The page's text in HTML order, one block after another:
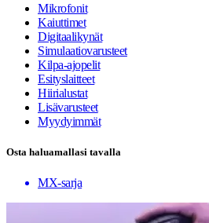
Mikrofonit
Kaiuttimet
Digitaalikynät
Simulaatiovarusteet
Kilpa-ajopelit
Esityslaitteet
Hiirialustat
Lisävarusteet
Myydyimmät
Osta haluamallasi tavalla
MX-sarja